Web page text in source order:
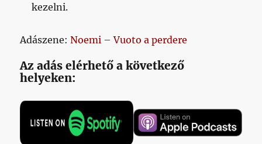
kezelni.
Adászene:Noemi – Vuoto a perdere
Az adás elérhető a következő
helyeken: